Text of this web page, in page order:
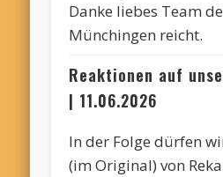
Danke liebes Team
Münchingen reicht.
Reaktionen auf
| 11.06.2026
In der Folge dürfen
(im Original) von